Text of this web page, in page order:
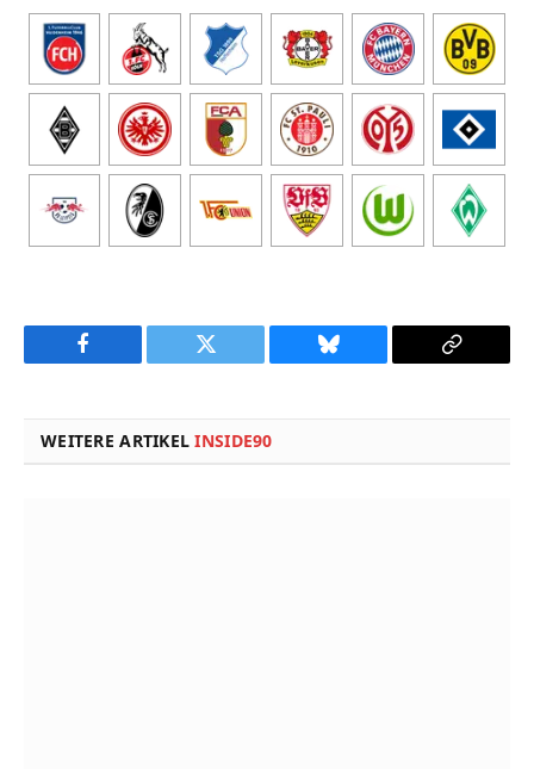
Facebook Twitter Bluesky
Copy
WEITERE ARTIKELINSIDE90